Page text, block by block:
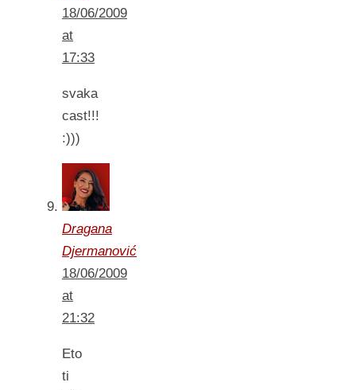
18/06/2009
at
17:33
svaka
cast!!!
:)))
Dragana
Djermanović
18/06/2009
at
21:32
Eto
ti